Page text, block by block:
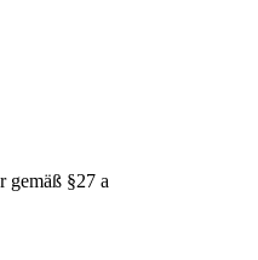
gemäß §27 a